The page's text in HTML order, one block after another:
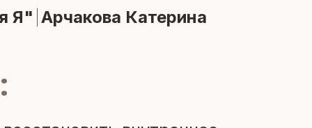
Я" Арчакова Катерина